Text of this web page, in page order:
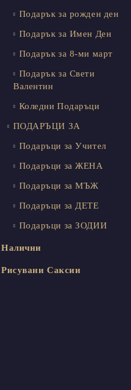
Подарък за рожден ден
Подарък за Имен Ден
Подарък за 8-ми март
Подарък за Свети
Валентин
Коледни Подаръци
ПОДАРЪЦИ ЗА
Подаръци за Учител
Подаръци за ЖЕНА
Подаръци за МЪЖ
Подаръци за ДЕТЕ
Подаръци за ЗОДИИ
Налични
Рисувани Саксии